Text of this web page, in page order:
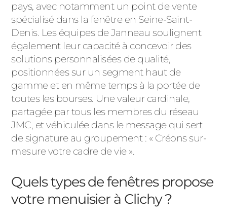
pays, avec notamment un point de vente
spécialisé dans la fenêtre en Seine-Saint-
Denis. Les équipes de Janneau soulignent
également leur capacité à concevoir des
solutions personnalisées de qualité,
positionnées sur un segment haut de
gamme et en même temps à la portée de
toutes les bourses. Une valeur cardinale,
partagée par tous les membres du réseau
JMC, et véhiculée dans le message qui sert
de signature au groupement : « Créons sur-
mesure votre cadre de vie ».
Quels types de fenêtres propose
votre menuisier à Clichy ?
ALUMINIUM
ACIER
CLÔTURES